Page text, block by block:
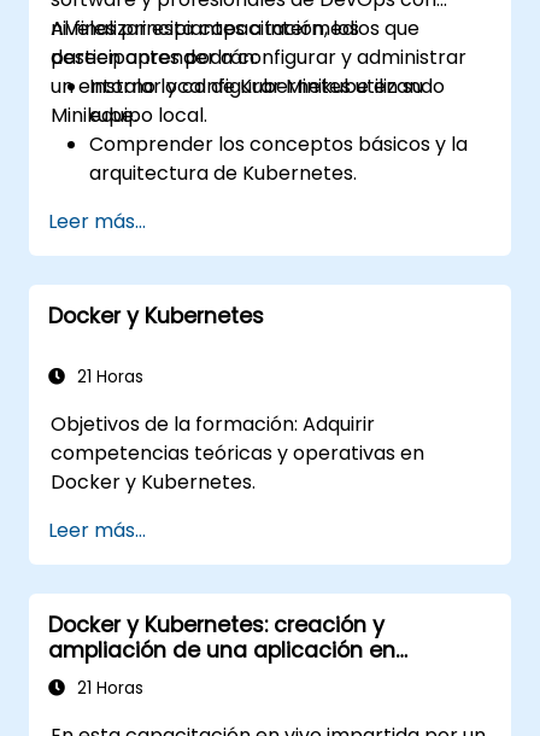
niveles principiantes a intermedios que
deseen aprender a configurar y administrar
un entorno local de Kubernetes utilizando
Minikube.
Al finalizar esta capacitación, los
participantes podrán:
Instalar y configurar Minikube en su
equipo local.
Comprender los conceptos básicos y la
arquitectura de Kubernetes.
mediante kubectl y el panel de control de
Minikube.
Configurar soluciones de
almacenamiento persistente y redes
Aprovechar Minikube para desarrollar,
Leer más...
Docker y Kubernetes
21 Horas
Objetivos de la formación: Adquirir
competencias teóricas y operativas en
Docker y Kubernetes.
Leer más...
Docker y Kubernetes: creación y
ampliación de una aplicación en
contenedores
21 Horas